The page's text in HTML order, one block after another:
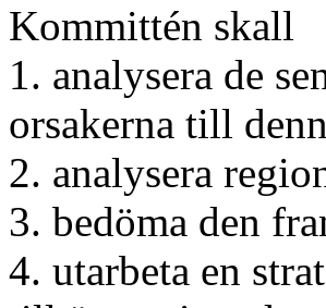
Kommittén skall
1. analysera de
orsakerna till
2. analysera
3. bedöma den
4. utarbeta en